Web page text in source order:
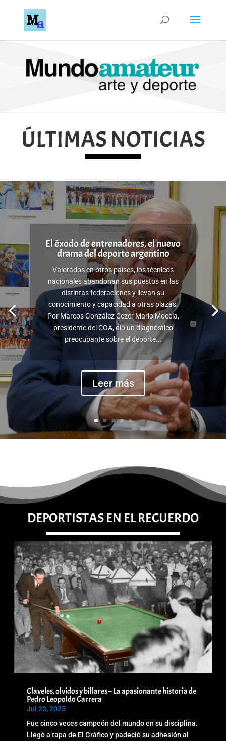
ÚLTIMAS NOTICIAS
El éxodo de entrenadores, el nuevo
drama del deporte argentino
Valorados en otros países, los técnicos
nacionales abandonan sus puestos en las
distintas federaciones y llevan su
conocimiento y capacidad a otras plazas.
Por Marcos González Cezer Mario Moccia,
presidente del COA, dio un diagnóstico
preocupante sobre el deporte...
Leer más
DEPORTISTAS EN EL RECUERDO
Claveles, olvidos y billares – La apasionante historia de
Pedro Leopoldo Carrera
Jul 23, 2025
Fue cinco veces campeón del mundo en su disciplina.
Llegó a tapa de El Gráfico y padeció su adhesión al